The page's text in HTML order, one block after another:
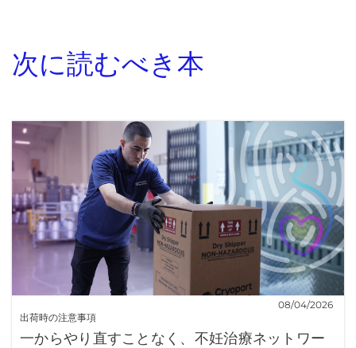
次に読むべき本
出荷時の注意事項
08/04/2026
一からやり直すことなく、不妊治療ネットワー